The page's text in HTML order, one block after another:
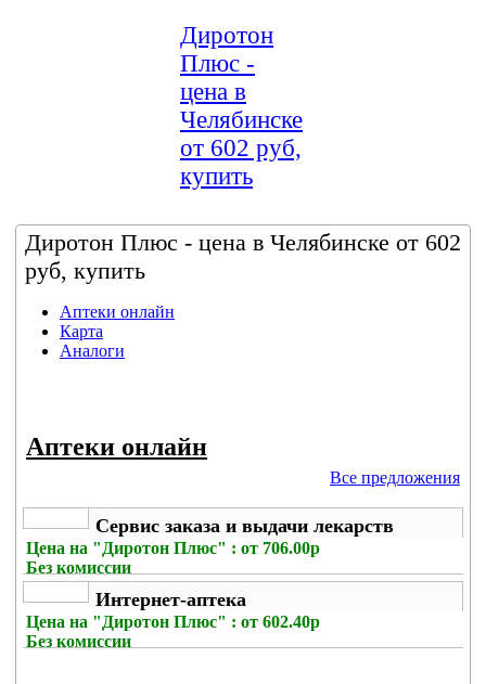
Диротон
Плюс -
цена в
Челябинске
от 602 руб,
купить
Диротон Плюс - цена в Челябинске от 602
руб, купить
Аптеки онлайн
Карта
Аналоги
Аптеки онлайн
Все предложения
Сервис заказа и выдачи лекарств
Цена на "Диротон Плюс" : от 706.00р
Без комиссии
Интернет-аптека
Цена на "Диротон Плюс" : от 602.40р
Без комиссии